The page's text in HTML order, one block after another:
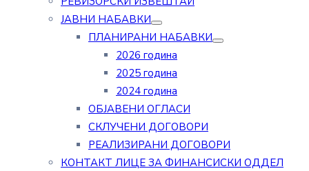
ЈАВНИ НАБАВКИ
ПЛАНИРАНИ НАБАВКИ
2026 година
2025 година
2024 година
ОБЈАВЕНИ ОГЛАСИ
СКЛУЧЕНИ ДОГОВОРИ
РЕАЛИЗИРАНИ ДОГОВОРИ
КОНТАКТ ЛИЦЕ ЗА ФИНАНСИСКИ ОДДЕЛ